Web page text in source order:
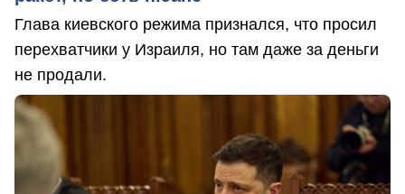
Глава киевского режима признался, что просил
перехватчики у Израиля, но там даже за деньги
не продали.